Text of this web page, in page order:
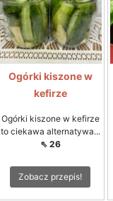
Ogórki kiszone w
kefirze
Ogórki kiszone w kefirze
to ciekawa alternatywa...
⇖ 26
Zobacz przepis!